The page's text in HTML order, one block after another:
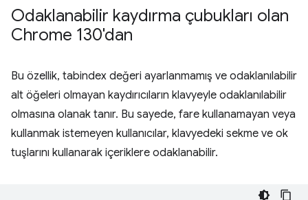
Odaklanabilir kaydırma çubukları olan
Chrome 130'dan
Bu özellik, tabindex değeri ayarlanmamış ve odaklanılabilir
alt öğeleri olmayan kaydırıcıların klavyeyle odaklanılabilir
olmasına olanak tanır. Bu sayede, fare kullanamayan veya
kullanmak istemeyen kullanıcılar, klavyedeki sekme ve ok
tuşlarını kullanarak içeriklere odaklanabilir.